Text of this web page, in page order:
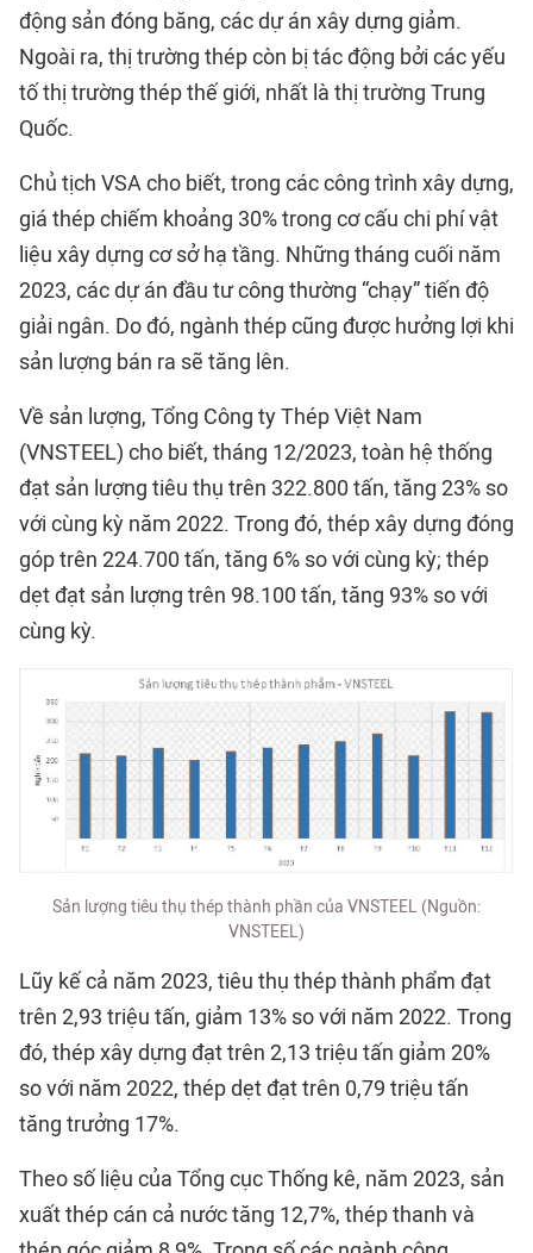
động sản đóng băng, các dự án xây dựng giảm.
Ngoài ra, thị trường thép còn bị tác động bởi các yếu
tố thị trường thép thế giới, nhất là thị trường Trung
Quốc.
Chủ tịch VSA cho biết, trong các công trình xây dựng,
giá thép chiếm khoảng 30% trong cơ cấu chi phí vật
liệu xây dựng cơ sở hạ tầng. Những tháng cuối năm
2023, các dự án đầu tư công thường “chạy” tiến độ
giải ngân. Do đó, ngành thép cũng được hưởng lợi khi
sản lượng bán ra sẽ tăng lên.
Về sản lượng, Tổng Công ty Thép Việt Nam
(VNSTEEL) cho biết, tháng 12/2023, toàn hệ thống
đạt sản lượng tiêu thụ trên 322.800 tấn, tăng 23% so
với cùng kỳ năm 2022. Trong đó, thép xây dựng đóng
góp trên 224.700 tấn, tăng 6% so với cùng kỳ; thép
dẹt đạt sản lượng trên 98.100 tấn, tăng 93% so với
cùng kỳ.
Sản lượng tiêu thụ thép thành phần của VNSTEEL (Nguồn:
VNSTEEL)
Lũy kế cả năm 2023, tiêu thụ thép thành phẩm đạt
trên 2,93 triệu tấn, giảm 13% so với năm 2022. Trong
đó, thép xây dựng đạt trên 2,13 triệu tấn giảm 20%
so với năm 2022, thép dẹt đạt trên 0,79 triệu tấn
tăng trưởng 17%.
Theo số liệu của Tổng cục Thống kê, năm 2023, sản
xuất thép cán cả nước tăng 12,7%, thép thanh và